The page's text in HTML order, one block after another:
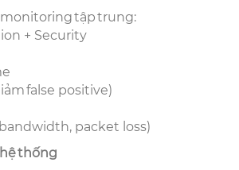
tập trung:
+ Security
false positive)
packet loss)
thống